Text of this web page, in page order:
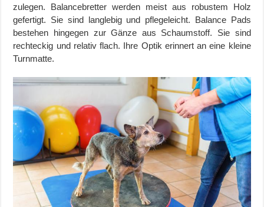
zulegen. Balancebretter werden meist aus robustem Holz
gefertigt. Sie sind langlebig und pflegeleicht. Balance Pads
bestehen hingegen zur Gänze aus Schaumstoff. Sie sind
rechteckig und relativ flach. Ihre Optik erinnert an eine kleine
Turnmatte.